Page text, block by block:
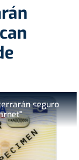
seguro